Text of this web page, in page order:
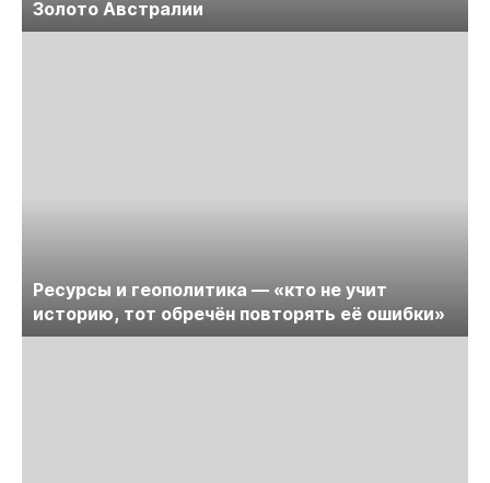
Золото Австралии
Ресурсы и геополитика — «кто не учит
историю, тот обречён повторять её ошибки»